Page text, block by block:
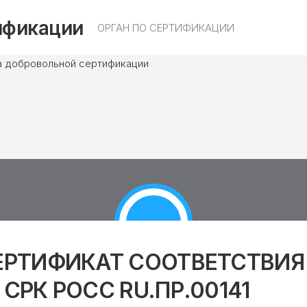
ОРГАН ПО СЕРТИФИКАЦИИ
СООТВЕТСТВИЯ
РОСС RU.ПР.00141